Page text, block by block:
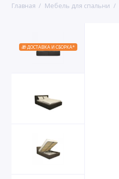
Главная Мебель для спальни
🎁 ДОСТАВКА И СБОРКА*